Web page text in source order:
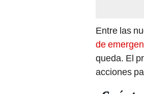
Entre las
de
queda. El
acciones